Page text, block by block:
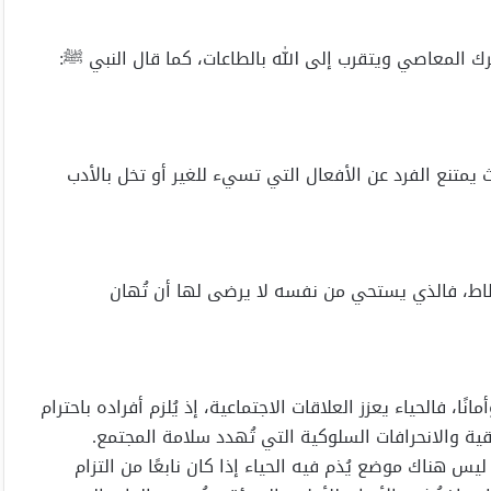
المعاصي ويتقرب إلى الله بالطاعات، كما قال النبي ﷺ:
الفرد عن الأفعال التي تسيء للغير أو تخل بالأدب
فالذي يستحي من نفسه لا يرضى لها أن تُهان
فالحياء يعزز العلاقات الاجتماعية، إذ يُلزم أفراده باحترام
والانحرافات السلوكية التي تُهدد سلامة المجتمع.
هناك موضع يُذم فيه الحياء إذا كان نابعًا من التزام